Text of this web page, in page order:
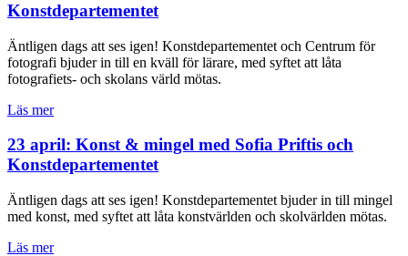
Konstdepartementet
Äntligen dags att ses igen! Konstdepartementet och Centrum för
fotografi bjuder in till en kväll för lärare, med syftet att låta
fotografiets- och skolans värld mötas.
Läs mer
23 april: Konst & mingel med Sofia Priftis och
Konstdepartementet
Äntligen dags att ses igen! Konstdepartementet bjuder in till mingel
med konst, med syftet att låta konstvärlden och skolvärlden mötas.
Läs mer